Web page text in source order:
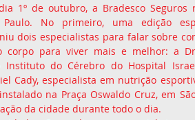
1º de outubro, a Bradesco Seguros
No primeiro, uma edição
dois especialistas para falar sobre
corpo para viver mais e melhor: a
Instituto do Cérebro do Hospital
Cady, especialista em nutrição
na Praça Oswaldo Cruz, em
da cidade durante todo o dia.